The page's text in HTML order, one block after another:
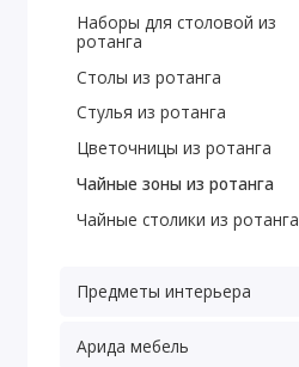
Наборы для столовой из
ротанга
Столы из ротанга
Стулья из ротанга
Цветочницы из ротанга
Чайные зоны из ротанга
Чайные столики из ротанга
Предметы интерьера
Арида мебель